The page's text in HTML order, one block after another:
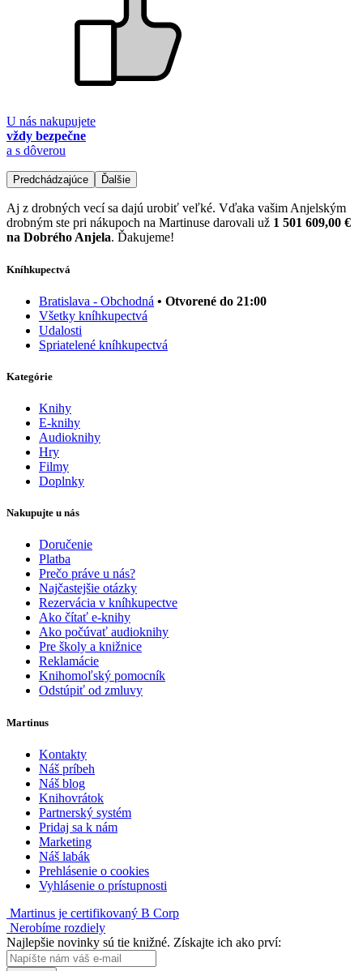
U nás nakupujete
vždy bezpečne
a s dôverou
Predchádzajúce Ďalšie
Aj z drobných vecí sa dajú urobiť veľké. Vďaka vašim Anjelským
drobným ste pri nákupoch na Martinuse darovali už 1 501 609,00 €
na Dobrého Anjela. Ďakujeme!
Kníhkupectvá
Bratislava - Obchodná • Otvorené do 21:00
Všetky kníhkupectvá
Udalosti
Spriatelené kníhkupectvá
Kategórie
Knihy
E-knihy
Audioknihy
Hry
Filmy
Doplnky
Nakupujte u nás
Doručenie
Platba
Prečo práve u nás?
Najčastejšie otázky
Rezervácia v kníhkupectve
Ako čítať e-knihy
Ako počúvať audioknihy
Pre školy a knižnice
Reklamácie
Knihomoľský pomocník
Odstúpiť od zmluvy
Martinus
Kontakty
Náš príbeh
Náš blog
Knihovrátok
Partnerský systém
Pridaj sa k nám
Marketing
Náš labák
Prehlásenie o cookies
Vyhlásenie o prístupnosti
Martinus je certifikovaný B Corp
Nerobíme rozdiely
Najlepšie novinky sú tie knižné. Získajte ich ako prví: